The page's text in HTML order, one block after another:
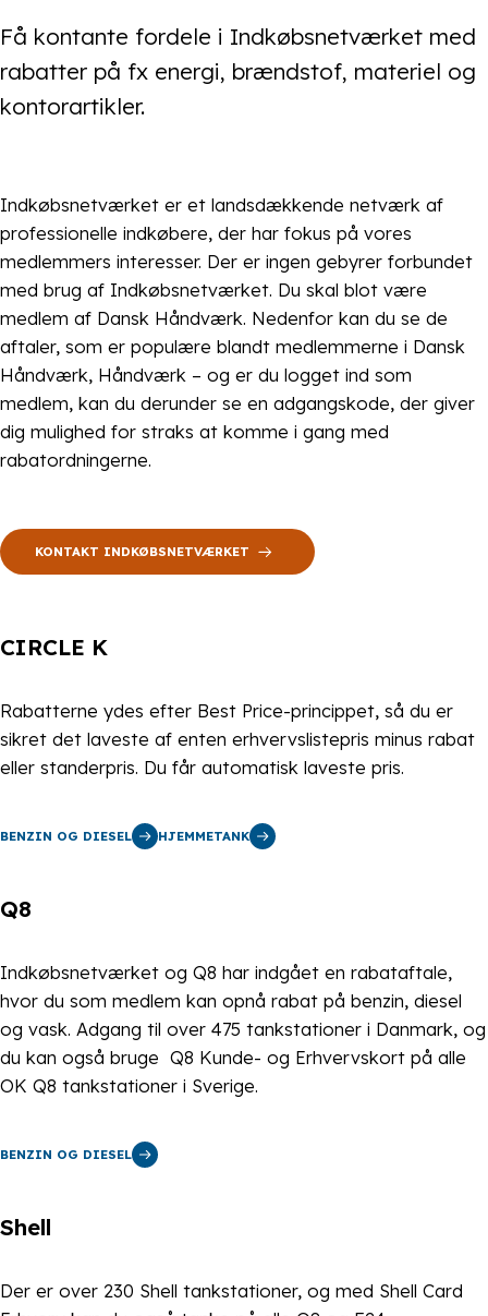
Få kontante fordele i Indkøbsnetværket med
rabatter på fx energi, brændstof, materiel og
kontorartikler.
Indkøbsnetværket er et landsdækkende netværk af
professionelle indkøbere, der har fokus på vores
medlemmers interesser. Der er ingen gebyrer forbundet
med brug af Indkøbsnetværket. Du skal blot være
medlem af Dansk Håndværk. Nedenfor kan du se de
aftaler, som er populære blandt medlemmerne i Dansk
Håndværk, Håndværk – og er du logget ind som
medlem, kan du derunder se en adgangskode, der giver
dig mulighed for straks at komme i gang med
rabatordningerne.
KONTAKT INDKØBSNETVÆRKET
CIRCLE K
Rabatterne ydes efter Best Price-princippet, så du er
sikret det laveste af enten erhvervslistepris minus rabat
eller standerpris. Du får automatisk laveste pris.
BENZIN OG DIESEL HJEMMETANK
Q8
Indkøbsnetværket og Q8 har indgået en rabataftale,
hvor du som medlem kan opnå rabat på benzin, diesel
og vask. Adgang til over 475 tankstationer i Danmark, og
du kan også bruge Q8 Kunde- og Erhvervskort på alle
OK Q8 tankstationer i Sverige.
BENZIN OG DIESEL
Shell
Der er over 230 Shell tankstationer, og med Shell Card